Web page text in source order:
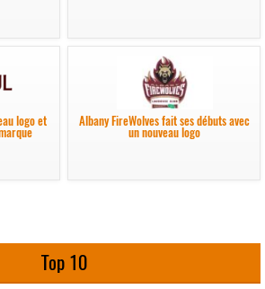
logo et Albany FireWolves fait ses débuts avec
un nouveau logo
Top 10